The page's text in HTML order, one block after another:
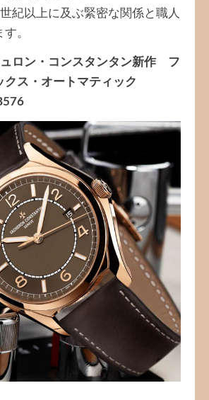
紀以上に及ぶ緊密な関係と職人
。
ロン・コンスタンタン新作 フ
クス・オートマティック